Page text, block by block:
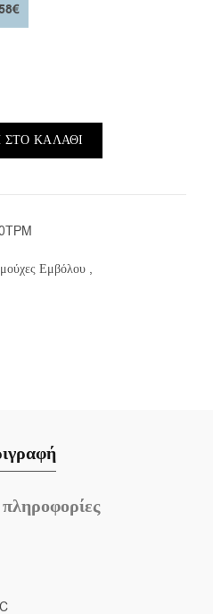
(1τμ.) ποσότητα
ΚΑΛΆΘΙ
Εμβόλου ,